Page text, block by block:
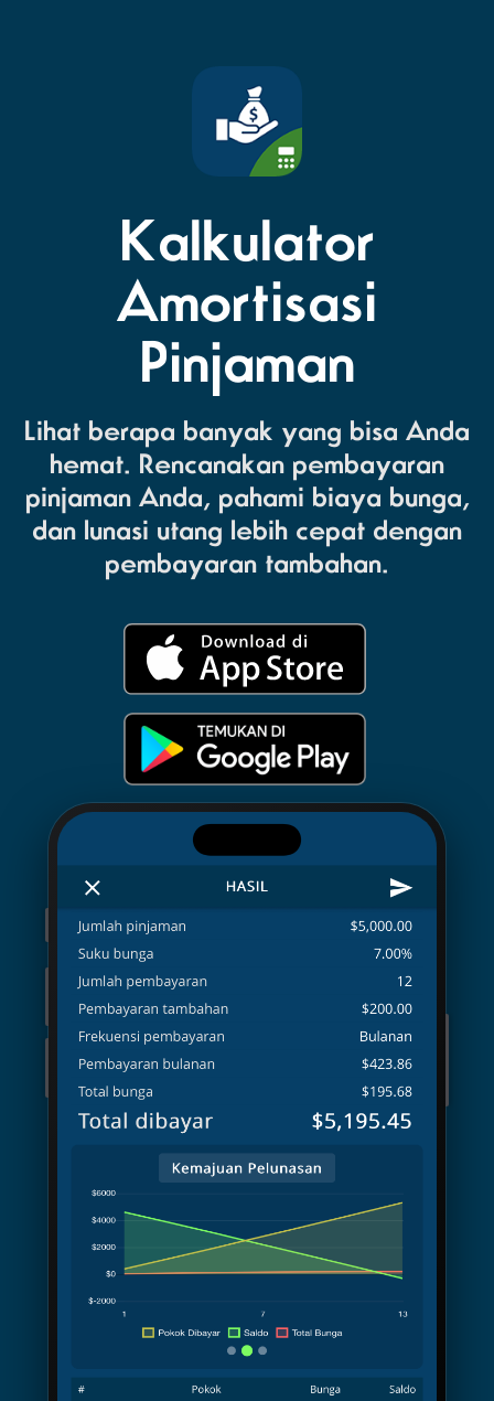
Kalkulator
Amortisasi
Pinjaman
Lihat berapa banyak yang bisa Anda
hemat. Rencanakan pembayaran
pinjaman Anda, pahami biaya bunga,
dan lunasi utang lebih cepat dengan
pembayaran tambahan.